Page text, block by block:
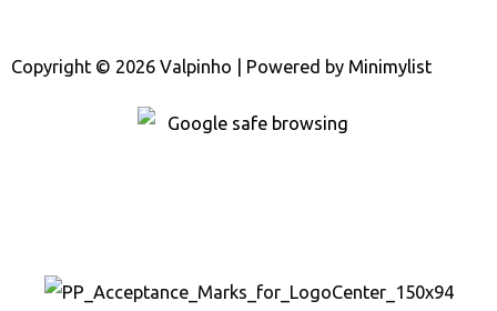
Copyright © 2026 Valpinho | Powered by Minimylist